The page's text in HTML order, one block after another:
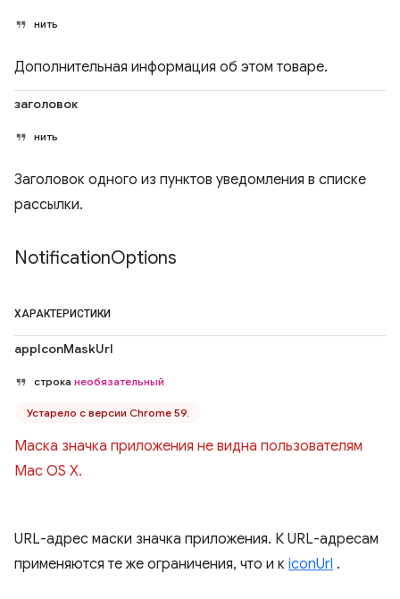
нить
Дополнительная информация об этом товаре.
заголовок
нить
Заголовок одного из пунктов уведомления в списке
рассылки.
NotificationOptions
ХАРАКТЕРИСТИКИ
appIconMaskUrl
строка необязательный
Устарело с версии Chrome 59.
Маска значка приложения не видна пользователям
Mac OS X.
URL-адрес маски значка приложения. К URL-адресам
применяются те же ограничения, что и к iconUrl .